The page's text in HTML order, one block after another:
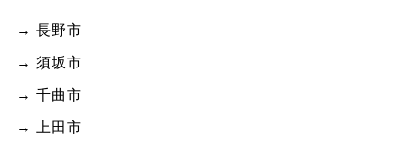
長野市
須坂市
千曲市
上田市